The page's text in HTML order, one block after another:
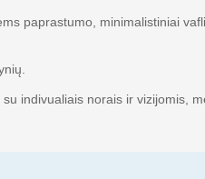
paprastumo, minimalistiniai
indivualiais norais ir vizijomis,